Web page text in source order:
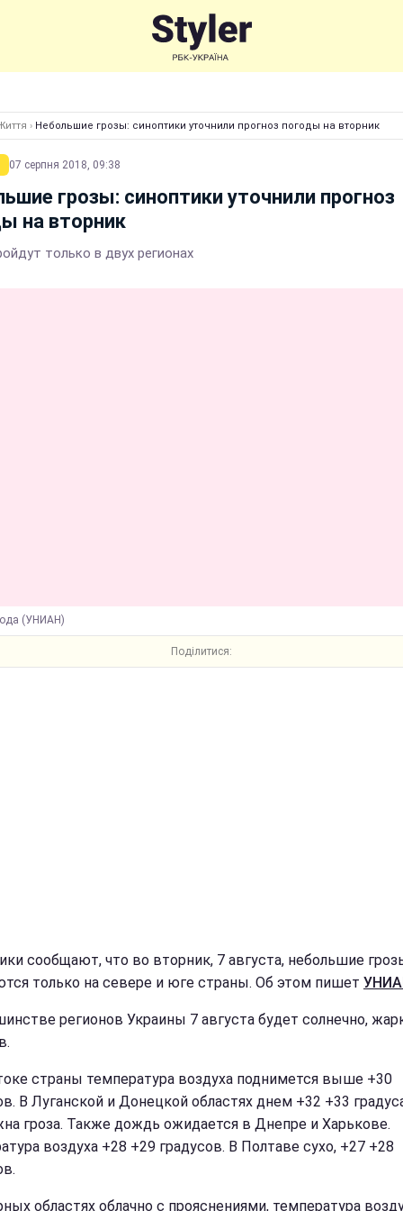
› Небольшие грозы: синоптики уточнили прогноз погоды на вторник
07 серпня 2018, 09:38
грозы: синоптики уточнили прогноз
на вторник
только в двух регионах
(УНИАН)
Поділитися:
сообщают, что во вторник, 7 августа, небольшие
только на севере и юге страны. Об этом пишет
регионов Украины 7 августа будет солнечно,
страны температура воздуха поднимется выше +30
В Луганской и Донецкой областях днем +32 +33
гроза. Также дождь ожидается в Днепре и Харькове.
воздуха +28 +29 градусов. В Полтаве сухо, +27 +28
областях облачно с прояснениями, температура